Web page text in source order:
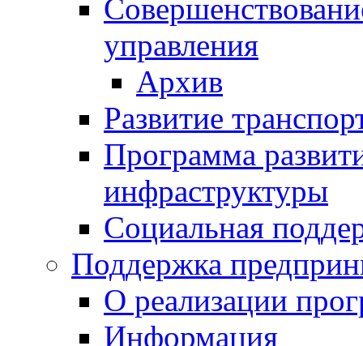
управления
Архив
Развитие
Программа
инфраструктуры
Социальная
Поддержка
О реализации
Информация